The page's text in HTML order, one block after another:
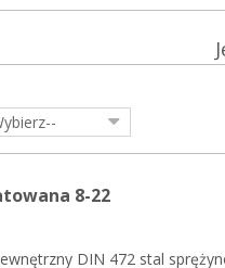
8-22
DIN 472 stal